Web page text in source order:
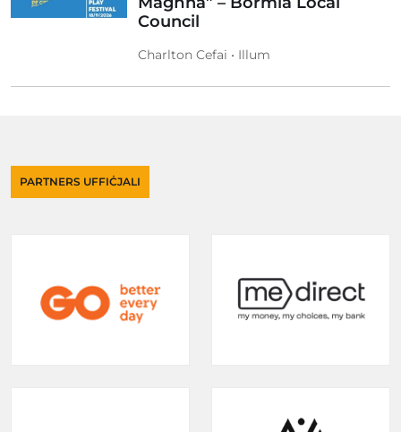
Council
Charlton Cefai • Illum
PARTNERS UFFIĊJALI